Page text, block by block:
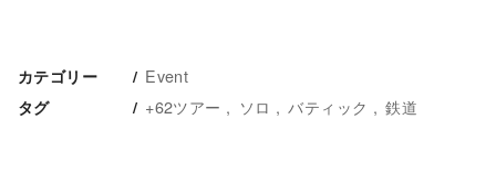
カテゴリー Event
タグ +62ツアー ソロ バティック 鉄道